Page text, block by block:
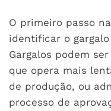
O primeiro passo
identificar o
Gargalos podem
que opera mais
de produção, ou
processo de